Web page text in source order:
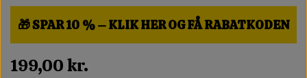
🎁 SPAR 10 % – KLIK HER OG FÅ RABATKODEN
199,00 kr.